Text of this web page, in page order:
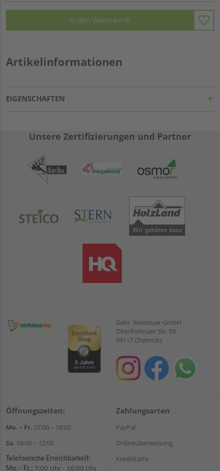
In den Warenkorb
Artikelinformationen
EIGENSCHAFTEN
Unsere Zertifizierungen und Partner
Gebr. Weidauer GmbH
Oberfrohnaer Str. 59
09117 Chemnitz
Öffnungszeiten:
Mo. – Fr. 07:00 – 18:00
Sa. 08:00 – 12:00
Telefonische Erreichbarkeit:
Mo. - Fr.: 7:00 Uhr - 16:00 Uhr
Zahlungsarten
PayPal
Onlineüberweisung
Kreditkarte